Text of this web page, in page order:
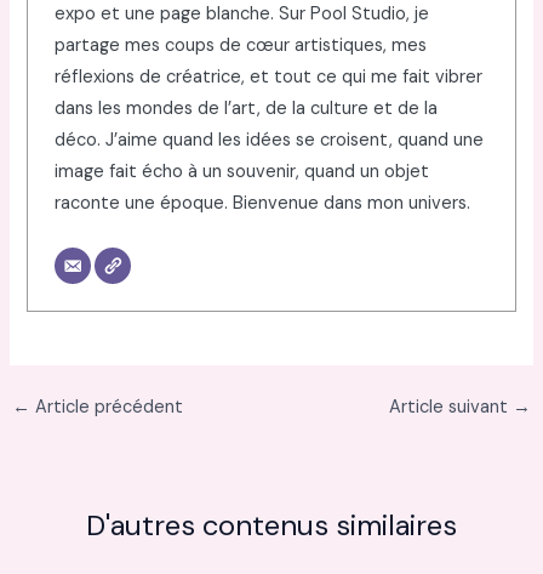
expo et une page blanche. Sur Pool Studio, je
partage mes coups de cœur artistiques, mes
réflexions de créatrice, et tout ce qui me fait vibrer
dans les mondes de l’art, de la culture et de la
déco. J’aime quand les idées se croisent, quand une
image fait écho à un souvenir, quand un objet
raconte une époque. Bienvenue dans mon univers.
← Article précédent Article suivant →
D'autres contenus similaires